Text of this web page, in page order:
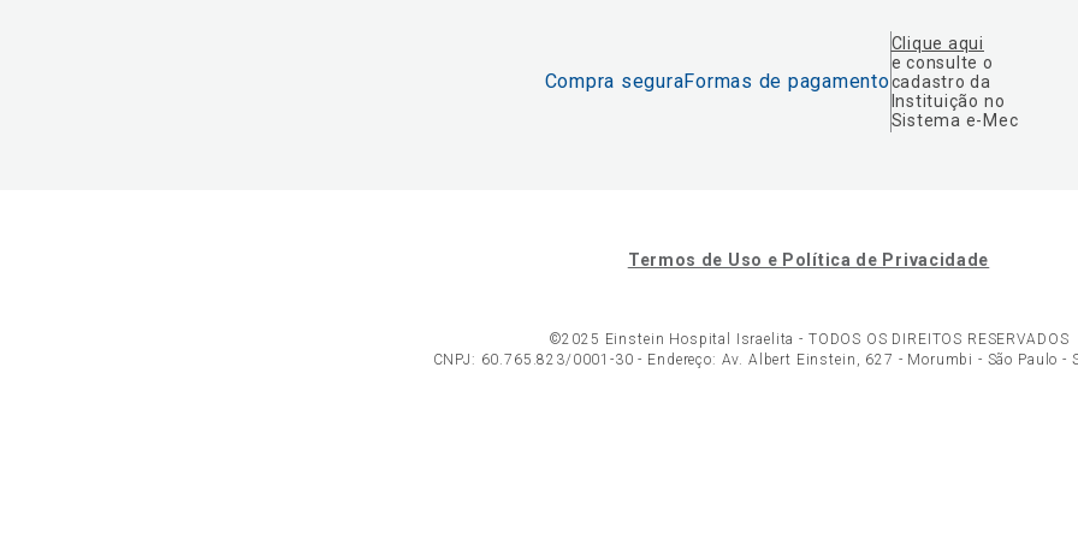
Compra seguraFormas de pagamento
Clique aqui
e consulte o
cadastro da
Instituição no
Sistema e-Mec
Termos de Uso e Política de Privacidade
©2025 Einstein Hospital Israelita - TODOS OS DIREITOS RESERVADOS
CNPJ: 60.765.823/0001-30 - Endereço: Av. Albert Einstein, 627 - Morumbi - São Paulo -